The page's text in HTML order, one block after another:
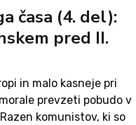
časa (4. del):
pred II.
in malo kasneje pri
prevzeti pobudo v
komunistov, ki so